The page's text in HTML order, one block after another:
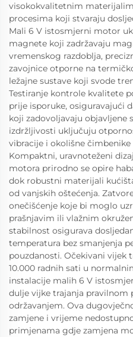
visokokvalitetnim
procesima koji stvaraju
Mali 6 V istosmjerni motor
magnete koji zadržavaju
vremenskog razdoblja,
zavojnice otporne na
ležajne sustave koji svode
Testiranje kontrole kvalitete
prije isporuke, osiguravajući
koji zadovoljavaju objavljene
izdržljivosti uključuju
vibracije i okolišne
Kompaktni, uravnoteženi
motora prirodno se opire
dok robustni materijali
od vanjskih oštećenja.
onečišćenje koje bi moglo
prašnjavim ili vlažnim
stabilnost osigurava
temperatura bez smanjenja
pouzdanosti. Očekivani vijek
10.000 radnih sati u
instalacije malih 6 V
dulje vijke trajanja
održavanjem. Ova
zamjene i vrijeme
primjenama gdje zamjena